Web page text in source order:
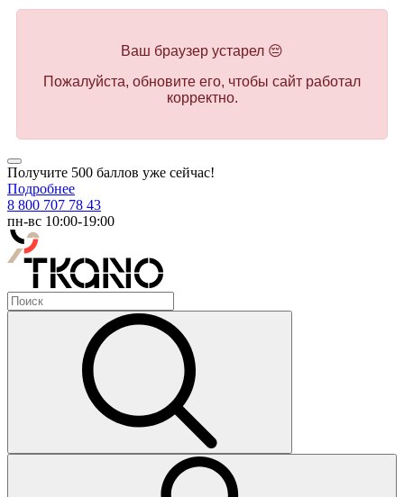
Ваш браузер устарел 😔
Пожалуйста, обновите его, чтобы сайт работал
корректно.
Получите 500 баллов уже сейчас!
Подробнее
8 800 707 78 43
пн-вс 10:00-19:00